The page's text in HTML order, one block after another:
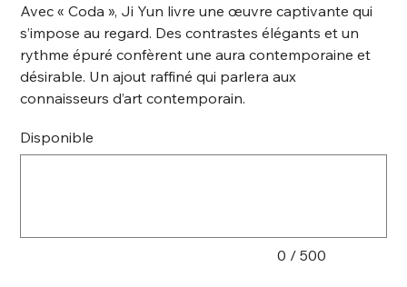
Avec « Coda », Ji Yun livre une œuvre captivante qui
s’impose au regard. Des contrastes élégants et un
rythme épuré confèrent une aura contemporaine et
désirable. Un ajout raffiné qui parlera aux
connaisseurs d’art contemporain.
Disponible
0 / 500